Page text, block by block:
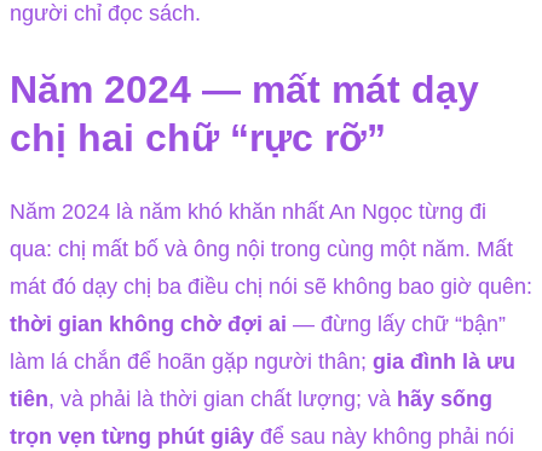
người chỉ đọc sách.
Năm 2024 — mất mát dạy
chị hai chữ “rực rỡ”
Năm 2024 là năm khó khăn nhất An Ngọc từng đi
qua: chị mất bố và ông nội trong cùng một năm. Mất
mát đó dạy chị ba điều chị nói sẽ không bao giờ quên:
thời gian không chờ đợi ai — đừng lấy chữ “bận”
làm lá chắn để hoãn gặp người thân; gia đình là ưu
tiên, và phải là thời gian chất lượng; và hãy sống
trọn vẹn từng phút giây để sau này không phải nói